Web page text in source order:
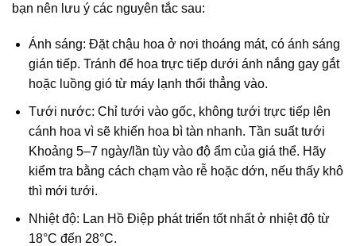
bạn nên lưu ý các nguyên tắc sau:
Ánh sáng: Đặt chậu hoa ở nơi thoáng mát, có ánh sáng
gián tiếp. Tránh để hoa trực tiếp dưới ánh nắng gay gắt
hoặc luồng gió từ máy lạnh thổi thẳng vào.
Tưới nước: Chỉ tưới vào gốc, không tưới trực tiếp lên
cánh hoa vì sẽ khiến hoa bì tàn nhanh. Tần suất tưới
Khoảng 5–7 ngày/lần tùy vào độ ẩm của giá thể. Hãy
kiểm tra bằng cách chạm vào rễ hoặc dớn, nếu thấy khô
thì mới tưới.
Nhiệt độ: Lan Hồ Điệp phát triển tốt nhất ở nhiệt độ từ
18°C đến 28°C.